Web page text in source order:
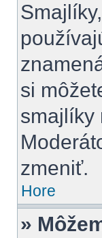
si
smajlíky
zmeniť.
Hore
»